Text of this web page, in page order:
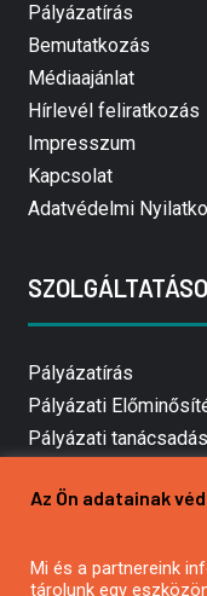
Pályázatírás
Bemutatkozás
Médiaajánlat
Hírlevél feliratkozás
Impresszum
Kapcsolat
Adatvédelmi
Pályázatírás
Pályázati
Pályázati tanácsadás
Mezőgazdasági
Pályázatírás civil
Az Ön adatainak
Mi és a partnereink
tárolunk egy